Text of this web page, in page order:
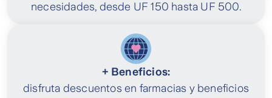
necesidades, desde UF 150 hasta UF 500.
+ Beneficios:
disfruta descuentos en farmacias y beneficios